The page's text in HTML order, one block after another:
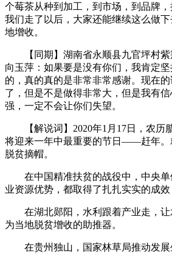
个莓茶从种到加工，到市场，到品牌，
我们走了以后，大家还能继续这么做
地增收。
【同期】湖南省永顺县九官坪村紫
向玉萍：如果要是没有你们，我肯定
的，真的真的是非常非常感谢。现在
了，但是不是做得非常大，但是我有
强，一定不会让你们失望。
【解说词】2020年1月17日，农历
将迎来一年中最重要的节日——赶年。
脱贫摘帽。
在中国精准扶贫的战役中，中央单
业资源优势，都取得了扎扎实实的成效
在湖北郧阳，水利跟着产业走，让
为当地脱贫增收的助推器。
在贵州独山，国家林草局推动发展